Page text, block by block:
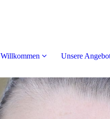
Willkommen Unsere